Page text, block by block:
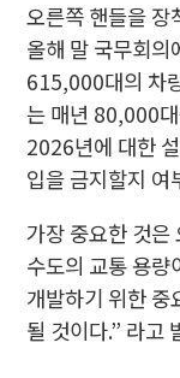
오른쪽 핸들을 장
올해 말 국무회의
615,000대의 차
는 매년 80,000
2026년에 대한
입을 금지할지 여
가장 중요한 것은
수도의 교통 용
개발하기 위한 중
될 것이다.” 라고